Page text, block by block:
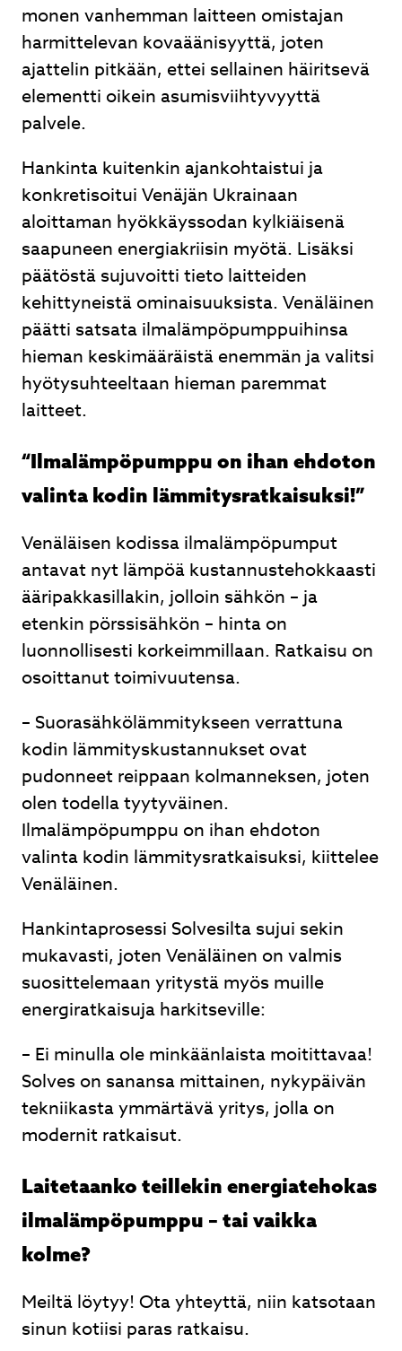
monen vanhemman laitteen omistajan
harmittelevan kovaäänisyyttä, joten
ajattelin pitkään, ettei sellainen häiritsevä
elementti oikein asumisviihtyvyyttä
palvele.
Hankinta kuitenkin ajankohtaistui ja
konkretisoitui Venäjän Ukrainaan
aloittaman hyökkäyssodan kylkiäisenä
saapuneen energiakriisin myötä. Lisäksi
päätöstä sujuvoitti tieto laitteiden
kehittyneistä ominaisuuksista. Venäläinen
päätti satsata ilmalämpöpumppuihinsa
hieman keskimääräistä enemmän ja valitsi
hyötysuhteeltaan hieman paremmat
laitteet.
“Ilmalämpöpumppu on ihan ehdoton
valinta kodin lämmitysratkaisuksi!”
Venäläisen kodissa ilmalämpöpumput
antavat nyt lämpöä kustannustehokkaasti
ääripakkasillakin, jolloin sähkön – ja
etenkin pörssisähkön – hinta on
luonnollisesti korkeimmillaan. Ratkaisu on
osoittanut toimivuutensa.
– Suorasähkölämmitykseen verrattuna
kodin lämmityskustannukset ovat
pudonneet reippaan kolmanneksen, joten
olen todella tyytyväinen.
Ilmalämpöpumppu on ihan ehdoton
valinta kodin lämmitysratkaisuksi, kiittelee
Venäläinen.
Hankintaprosessi Solvesilta sujui sekin
mukavasti, joten Venäläinen on valmis
suosittelemaan yritystä myös muille
energiratkaisuja harkitseville:
– Ei minulla ole minkäänlaista moitittavaa!
Solves on sanansa mittainen, nykypäivän
tekniikasta ymmärtävä yritys, jolla on
modernit ratkaisut.
Laitetaanko teillekin energiatehokas
ilmalämpöpumppu – tai vaikka
kolme?
Meiltä löytyy! Ota yhteyttä, niin katsotaan
sinun kotiisi paras ratkaisu.